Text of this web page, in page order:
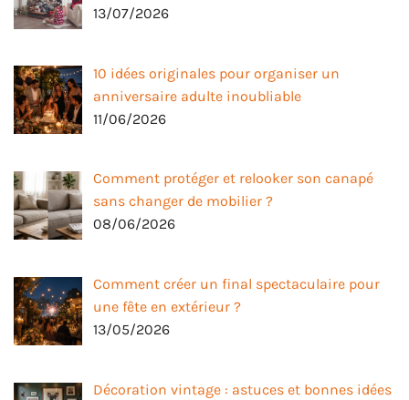
13/07/2026
10 idées originales pour organiser un
anniversaire adulte inoubliable
11/06/2026
Comment protéger et relooker son canapé
sans changer de mobilier ?
08/06/2026
Comment créer un final spectaculaire pour
une fête en extérieur ?
13/05/2026
Décoration vintage : astuces et bonnes idées